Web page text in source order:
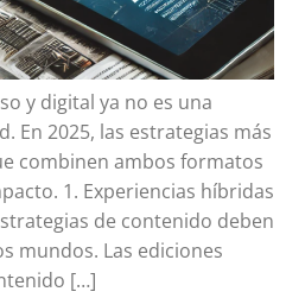
y digital ya no es una
En 2025, las estrategias más
combinen ambos formatos
1. Experiencias híbridas
de contenido deben
mundos. Las ediciones
[…]